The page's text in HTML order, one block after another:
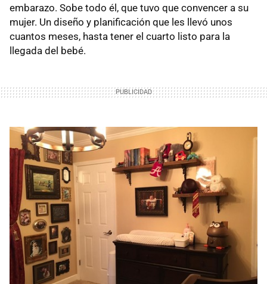
embarazo. Sobe todo él, que tuvo que convencer a su
mujer. Un diseño y planificación que les llevó unos
cuantos meses, hasta tener el cuarto listo para la
llegada del bebé.